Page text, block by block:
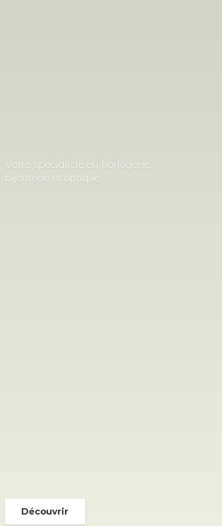
Votre spécialiste en horlogerie,
bijouterie et optique
Découvrir